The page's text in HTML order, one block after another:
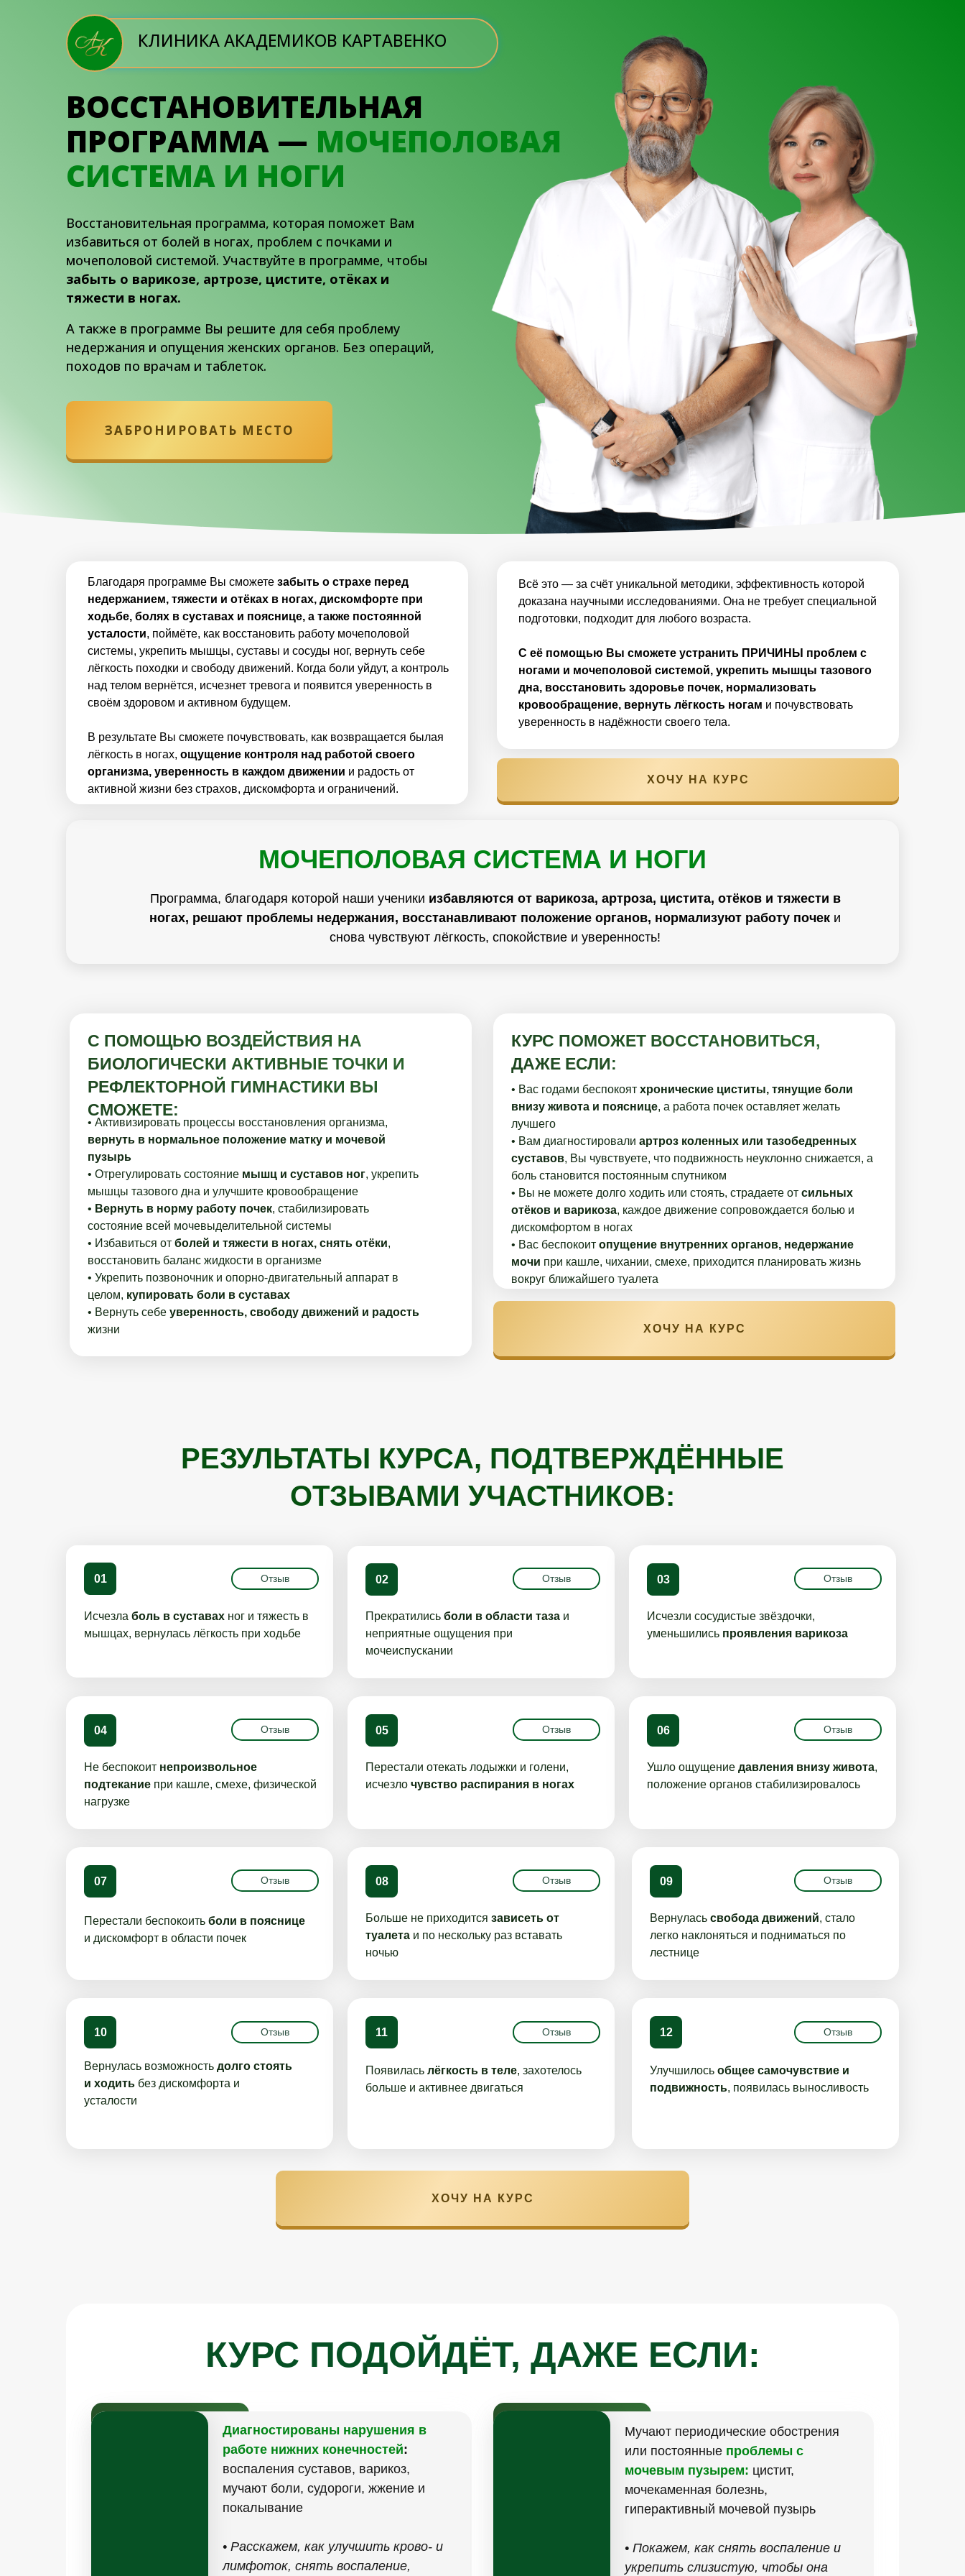
КЛИНИКА АКАДЕМИКОВ КАРТАВЕНКО
ВОССТАНОВИТЕЛЬНАЯ
ПРОГРАММА — МОЧЕПОЛОВАЯ
СИСТЕМА И НОГИ
Восстановительная программа, которая поможет Вам
избавиться от болей в ногах, проблем с почками и
мочеполовой системой. Участвуйте в программе, чтобы
забыть о варикозе, артрозе, цистите, отёках и
тяжести в ногах.
А также в программе Вы решите для себя проблему
недержания и опущения женских органов. Без операций,
походов по врачам и таблеток.
ЗАБРОНИРОВАТЬ МЕСТО
Благодаря программе Вы сможете забыть о страхе перед
недержанием, тяжести и отёках в ногах, дискомфорте при
ходьбе, болях в суставах и пояснице, а также постоянной
усталости, поймёте, как восстановить работу мочеполовой
системы, укрепить мышцы, суставы и сосуды ног, вернуть себе
лёгкость походки и свободу движений. Когда боли уйдут, а контроль
над телом вернётся, исчезнет тревога и появится уверенность в
своём здоровом и активном будущем.
В результате Вы сможете почувствовать, как возвращается былая
лёгкость в ногах, ощущение контроля над работой своего
организма, уверенность в каждом движении и радость от
активной жизни без страхов, дискомфорта и ограничений.
ХОЧУ НА КУРС
МОЧЕПОЛОВАЯ СИСТЕМА И НОГИ
Программа, благодаря которой наши ученики избавляются от варикоза, артроза, цистита, отёков и тяжести в
ногах, решают проблемы недержания, восстанавливают положение органов, нормализуют работу почек и
снова чувствуют лёгкость, спокойствие и уверенность!
Всё это — за счёт уникальной методики, эффективность которой
доказана научными исследованиями. Она не требует специальной
подготовки, подходит для любого возраста.
С её помощью Вы сможете устранить ПРИЧИНЫ проблем с
ногами и мочеполовой системой, укрепить мышцы тазового
дна, восстановить здоровье почек, нормализовать
кровообращение, вернуть лёгкость ногам и почувствовать
уверенность в надёжности своего тела.
С ПОМОЩЬЮ ВОЗДЕЙСТВИЯ НА
БИОЛОГИЧЕСКИ АКТИВНЫЕ ТОЧКИ И
РЕФЛЕКТОРНОЙ ГИМНАСТИКИ ВЫ
СМОЖЕТЕ:
• Активизировать процессы восстановления организма,
вернуть в нормальное положение матку и мочевой
пузырь
• Отрегулировать состояние мышц и суставов ног, укрепить
мышцы тазового дна и улучшите кровообращение
• Вернуть в норму работу почек, стабилизировать
состояние всей мочевыделительной системы
• Избавиться от болей и тяжести в ногах, снять отёки,
восстановить баланс жидкости в организме
• Укрепить позвоночник и опорно-двигательный аппарат в
целом, купировать боли в суставах
• Вернуть себе уверенность, свободу движений и радость
жизни
КУРС ПОМОЖЕТ ВОССТАНОВИТЬСЯ,
ДАЖЕ ЕСЛИ:
• Вас годами беспокоят хронические циститы, тянущие боли
внизу живота и пояснице, а работа почек оставляет желать
лучшего
• Вам диагностировали артроз коленных или тазобедренных
суставов, Вы чувствуете, что подвижность неуклонно снижается, а
боль становится постоянным спутником
• Вы не можете долго ходить или стоять, страдаете от сильных
отёков и варикоза, каждое движение сопровождается болью и
дискомфортом в ногах
• Вас беспокоит опущение внутренних органов, недержание
мочи при кашле, чихании, смехе, приходится планировать жизнь
вокруг ближайшего туалета
ХОЧУ НА КУРС
ХОЧУ НА КУРС
Исчезла боль в суставах ног и тяжесть в
мышцах, вернулась лёгкость при ходьбе
01
Прекратились боли в области таза и
неприятные ощущения при
мочеиспускании
02
Исчезли сосудистые звёздочки,
уменьшились проявления варикоза
03
Не беспокоит непроизвольное
подтекание при кашле, смехе, физической
нагрузке
04
Перестали отекать лодыжки и голени,
исчезло чувство распирания в ногах
05
Ушло ощущение давления внизу живота,
положение органов стабилизировалось
06
Перестали беспокоить боли в пояснице
и дискомфорт в области почек
07
Больше не приходится зависеть от
туалета и по нескольку раз вставать
ночью
08
Вернулась свобода движений, стало
легко наклоняться и подниматься по
лестнице
09
Вернулась возможность долго стоять
и ходить без дискомфорта и
усталости
10
Появилась лёгкость в теле, захотелось
больше и активнее двигаться
11
Улучшилось общее самочувствие и
подвижность, появилась выносливость
12
РЕЗУЛЬТАТЫ КУРСА, ПОДТВЕРЖДËННЫЕ
ОТЗЫВАМИ УЧАСТНИКОВ:
Отзыв Отзыв Отзыв
Отзыв Отзыв Отзыв
Отзыв Отзыв Отзыв
Отзыв Отзыв Отзыв
КУРС ПОДОЙДЁТ, ДАЖЕ ЕСЛИ:
Диагностированы нарушения в
работе нижних конечностей:
воспаления суставов, варикоз,
мучают боли, судороги, жжение и
покалывание
• Расскажем, как улучшить крово- и
лимфоток, снять воспаление,
Мучают периодические обострения
или постоянные проблемы с
мочевым пузырем: цистит,
мочекаменная болезнь,
гиперактивный мочевой пузырь
• Покажем, как снять воспаление и
укрепить слизистую, чтобы она